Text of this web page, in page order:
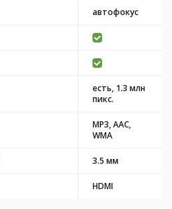
автофокус
есть, 1.3 млн
пикс.
MP3, AAC,
WMA
3.5 мм
HDMI